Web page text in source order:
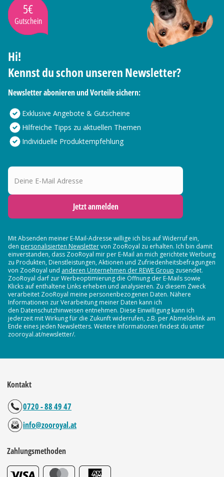
5€
Gutschein
Hi!
Kennst du schon unseren Newsletter?
Newsletter abonieren und Vorteile sichern:
Exklusive Angebote & Gutscheine
Hilfreiche Tipps zu aktuellen Themen
Individuelle Produktempfehlung
Deine E-Mail Adresse
Jetzt anmelden
Mit Absenden meiner E-Mail-Adresse willige ich bis auf Widerruf ein,
den personalisierten Newslettervon ZooRoyal zu erhalten. Ich bin damit
einverstanden, dass ZooRoyal mir per E-Mail an mich gerichtete Werbung
zu Produkten, Dienstleistungen, Aktionen und Zufriedenheitsbefragungen
von ZooRoyal und anderen Unternehmen der REWE Group zusendet.
ZooRoyal darf zur Werbeoptimierung die Öffnung der E-Mails sowie
Klicks auf enthaltene Links erheben und analysieren. Zu diesem Zweck
verarbeitet ZooRoyal meine personenbezogenen Daten. Nähere
Informationen zur Verarbeitung meiner Daten kann ich
den Datenschutzhinweisen entnehmen. Diese Einwilligung kann ich
jederzeit mit Wirkung für die Zukunft widerrufen, z.B. per Abmeldelink am
Ende eines jeden Newsletters. Weitere Informationen findest du unter
zooroyal.at/newsletter/.
Kontakt
0720 - 88 49 47
info@zooroyal.at
Zahlungsmethoden